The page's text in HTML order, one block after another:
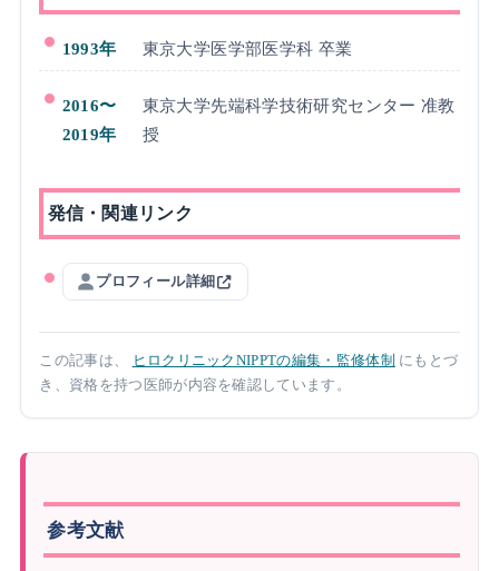
1993年 東京大学医学部医学科 卒業
2016〜
2019年
東京大学先端科学技術研究センター 准教
授
発信・関連リンク
プロフィール詳細
この記事は、 ヒロクリニックNIPPTの編集・監修体制 にもとづ
き、資格を持つ医師が内容を確認しています。
参考文献